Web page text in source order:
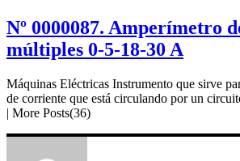
Nº 0000087. Amperímetro
múltiples 0-5-18-30 A
Máquinas Eléctricas Instrumento que sirve
de corriente que está circulando por un
| More Posts(36)